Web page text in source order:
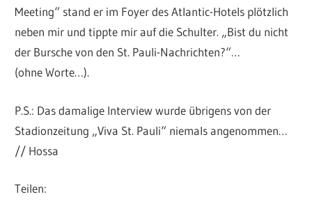
Meeting“ stand er im Foyer des Atlantic-Hotels plötzlich
neben mir und tippte mir auf die Schulter. „Bist du nicht
der Bursche von den St. Pauli-Nachrichten?“…
(ohne Worte…).
P.S.: Das damalige Interview wurde übrigens von der
Stadionzeitung „Viva St. Pauli“ niemals angenommen…
// Hossa
Teilen: